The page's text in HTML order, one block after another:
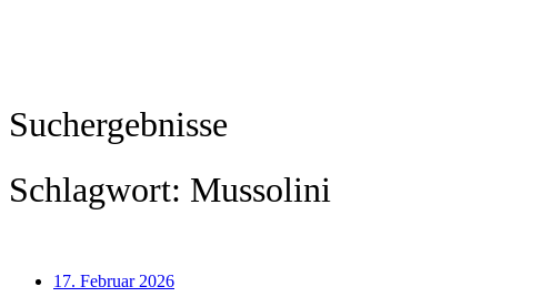
Suchergebnisse
Schlagwort: Mussolini
17. Februar 2026